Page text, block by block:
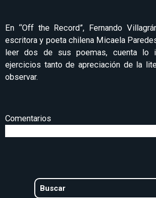
En “Off the Record”, Fernando
escritora y poeta chilena Micaela
leer dos de sus poemas, cuenta lo
ejercicios tanto de apreciación de la
observar.
Comentarios